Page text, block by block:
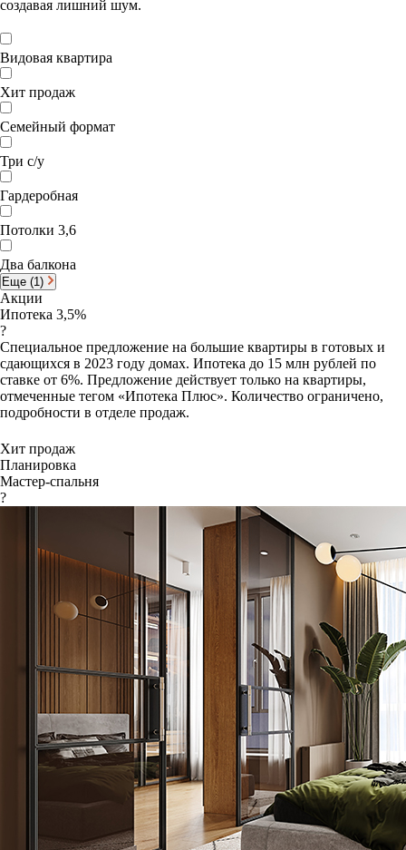
создавая лишний шум.
Видовая квартира
Хит продаж
Семейный формат
Три с/у
Гардеробная
Потолки 3,6
Два балкона
Еще (1)
Акции
Ипотека 3,5%
?
Специальное предложение на большие квартиры в готовых и
сдающихся в 2023 году домах. Ипотека до 15 млн рублей по
ставке от 6%. Предложение действует только на квартиры,
отмеченные тегом «Ипотека Плюс». Количество ограничено,
подробности в отделе продаж.
Хит продаж
Планировка
Мастер-спальня
?